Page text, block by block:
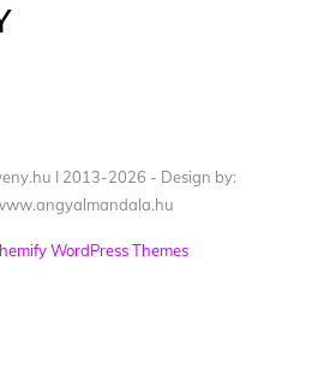
I 2013-2026 - Design by:
WordPress Themes